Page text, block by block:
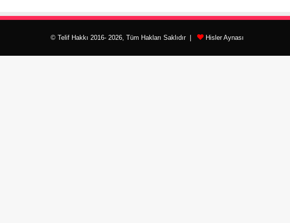
© Telif Hakkı 2016- 2026, Tüm Hakları Saklıdır | Hisler Aynası